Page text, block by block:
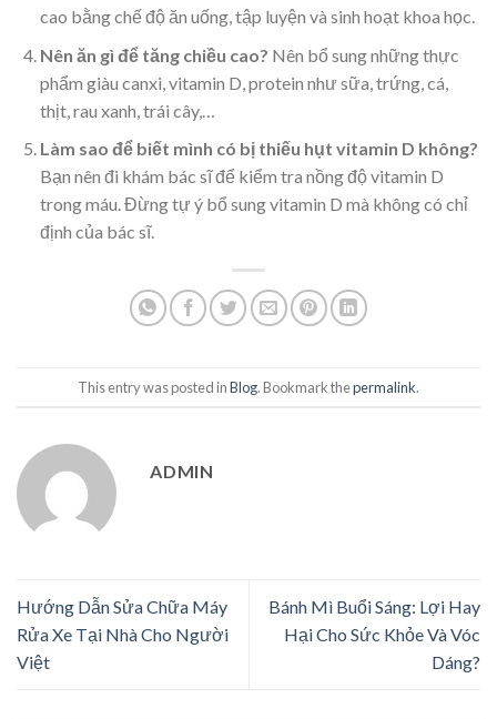
cao bằng chế độ ăn uống, tập luyện và sinh hoạt khoa học.
Nên ăn gì để tăng chiều cao? Nên bổ sung những thực
phẩm giàu canxi, vitamin D, protein như sữa, trứng, cá,
thịt, rau xanh, trái cây,…
Làm sao để biết mình có bị thiếu hụt vitamin D không?
Bạn nên đi khám bác sĩ để kiểm tra nồng độ vitamin D
trong máu. Đừng tự ý bổ sung vitamin D mà không có chỉ
định của bác sĩ.
This entry was posted inBlog. Bookmark thepermalink.
ADMIN
Hướng Dẫn Sửa Chữa Máy
Rửa Xe Tại Nhà Cho Người
Việt
Bánh Mì Buổi Sáng: Lợi Hay
Hại Cho Sức Khỏe Và Vóc
Dáng?